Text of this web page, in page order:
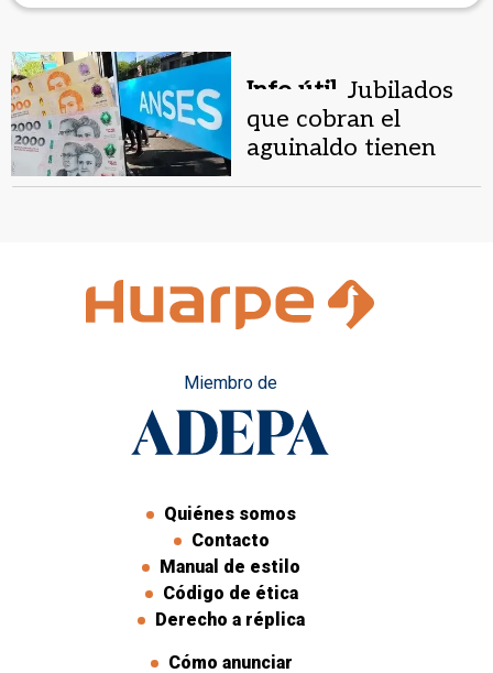
Info útil. Jubilados
que cobran el
aguinaldo tienen
Miembro de
Quiénes somos
Contacto
Manual de estilo
Código de ética
Derecho a réplica
Cómo anunciar